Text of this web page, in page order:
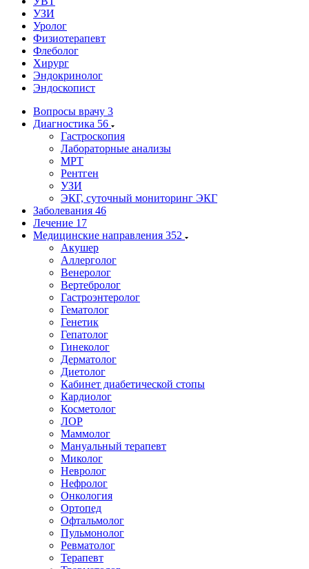
УЗИ
Уролог
Физиотерапевт
Флеболог
Хирург
Эндокринолог
Эндоскопист
Вопросы врачу 3
Диагностика 56
Гастроскопия
Лабораторные анализы
МРТ
Рентген
УЗИ
ЭКГ, суточный мониторинг ЭКГ
Заболевания 46
Лечение 17
Медицинские направления 352
Акушер
Аллерголог
Венеролог
Вертебролог
Гастроэнтеролог
Гематолог
Генетик
Гепатолог
Гинеколог
Дерматолог
Диетолог
Кабинет диабетической стопы
Кардиолог
Косметолог
ЛОР
Маммолог
Мануальный терапевт
Миколог
Невролог
Нефролог
Онкология
Ортопед
Офтальмолог
Пульмонолог
Ревматолог
Терапевт